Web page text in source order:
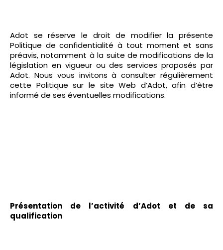
Adot se réserve le droit de modifier la présente
Politique de confidentialité à tout moment et sans
préavis, notamment à la suite de modifications de la
législation en vigueur ou des services proposés par
Adot. Nous vous invitons à consulter régulièrement
cette Politique sur le site Web d’Adot, afin d’être
informé de ses éventuelles modifications.
Présentation de l’activité d’Adot et de sa
qualification